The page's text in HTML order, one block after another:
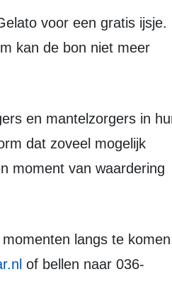
kan de bon niet meer
dat zoveel mogelijk
moment van waardering
of bellen naar 036-